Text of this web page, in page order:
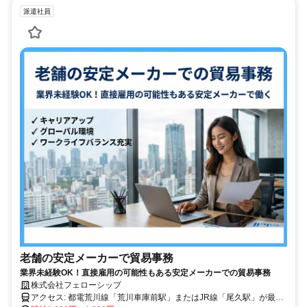
派遣社員
老舗の安定メーカーで貿易事務
業界未経験OK！直接雇用の可能性もある安定メーカーでの貿易事務
株式会社フェローシップ
アクセス: 都電荒川線「荒川車庫前駅」またはJR線「尾久駅」が最寄